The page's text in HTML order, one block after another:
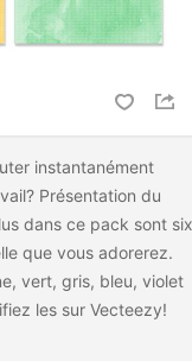
instantanément
Présentation du
dans ce pack sont six
que vous adorerez.
vert, gris, bleu, violet
les sur Vecteezy!